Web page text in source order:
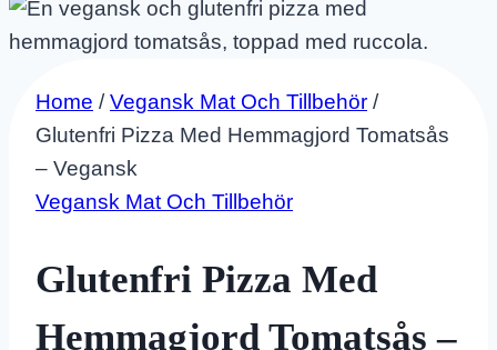
Home / Vegansk Mat Och Tillbehör /
Glutenfri Pizza Med Hemmagjord Tomatsås
– Vegansk
Vegansk Mat Och Tillbehör
Glutenfri Pizza Med
Hemmagjord Tomatsås –